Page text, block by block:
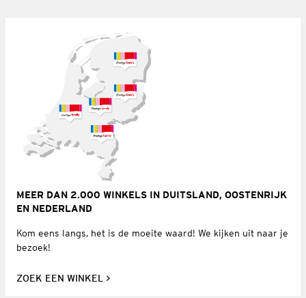
MEER DAN 2.000 WINKELS IN DUITSLAND, OOSTENRIJK
EN NEDERLAND
Kom eens langs, het is de moeite waard! We kijken uit naar je
bezoek!
ZOEK EEN WINKEL